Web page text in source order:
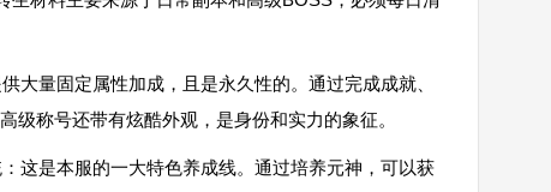
大量固定属性加成，且是永久性的。通过完成成就、
级称号还带有炫酷外观，是身份和实力的象征。
这是本服的一大特色养成线。通过培养元神，可以获